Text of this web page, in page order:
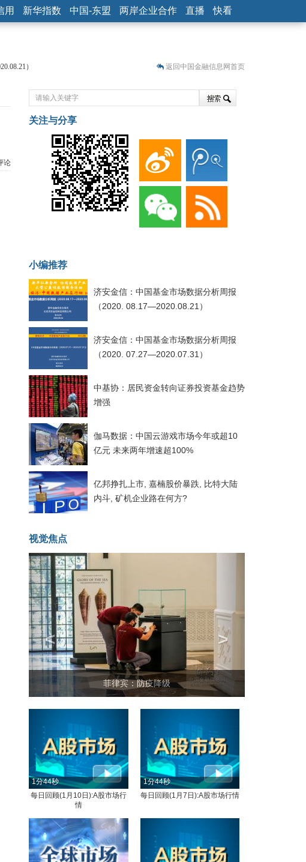
用 新华指数 中国-东盟 两岸企业合作 直播 快看
）
）
返回中国金融信息网首页
论
关注与分享
小编推荐
济安金信：中国基金市场数据分析周报
（2020. 08.17—2020.08.21）
济安金信：中国基金市场数据分析周报
（2020. 07.27—2020.07.31）
中基协：居民资金转向证券投资基金趋势
增强
伽马数据：中国云游戏市场今年或超10
亿元 未来两年增速超100%
亿邦挣扎上市, 嘉楠股价暴跌, 比特大陆
内斗, 矿机企业路在何方?
视觉焦点
降级
坐上火车看老挝
< >
1分44秒
每日回顾(1月10日):A股市场行
情
1分44秒
每日回顾(1月7日):A股市场行情